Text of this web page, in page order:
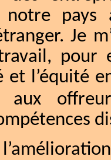
pays
Je
pour
l’équité
aux